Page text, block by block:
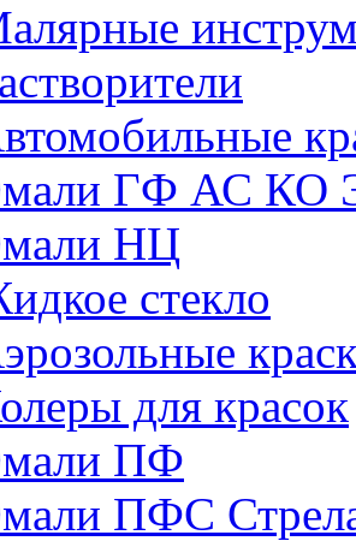
ГФ АС КО
НЦ
стекло
для красок
ПФ
ПФС